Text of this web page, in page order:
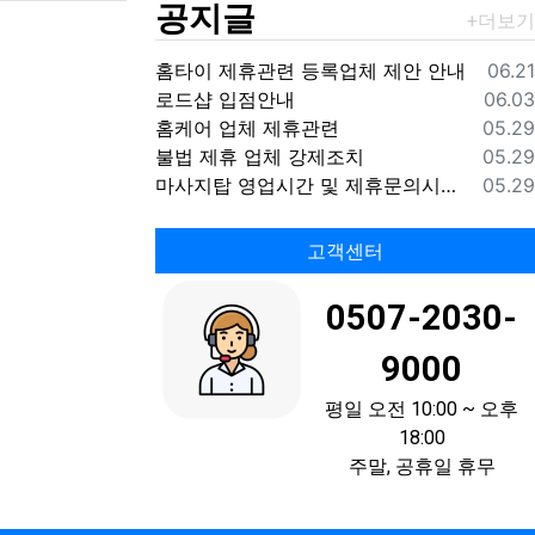
공지글
등록
06.21
홈타이 제휴관련 등록업체 제안 안내
등록
06.03
로드샵 입점안내
등록
05.29
홈케어 업체 제휴관련
등록
05.29
불법 제휴 업체 강제조치
등록
05.29
마사지탑 영업시간 및 제휴문의시간 안내
고객센터
0507-2030-
9000
평일 오전 10:00 ~ 오후
18:00
주말, 공휴일 휴무